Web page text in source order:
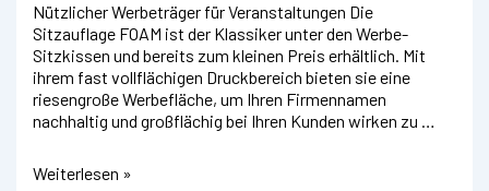
Nützlicher Werbeträger für Veranstaltungen Die
Sitzauflage FOAM ist der Klassiker unter den Werbe-
Sitzkissen und bereits zum kleinen Preis erhältlich. Mit
ihrem fast vollflächigen Druckbereich bieten sie eine
riesengroße Werbefläche, um Ihren Firmennamen
nachhaltig und großflächig bei Ihren Kunden wirken zu …
Werbesitzkissen
Weiterlesen »